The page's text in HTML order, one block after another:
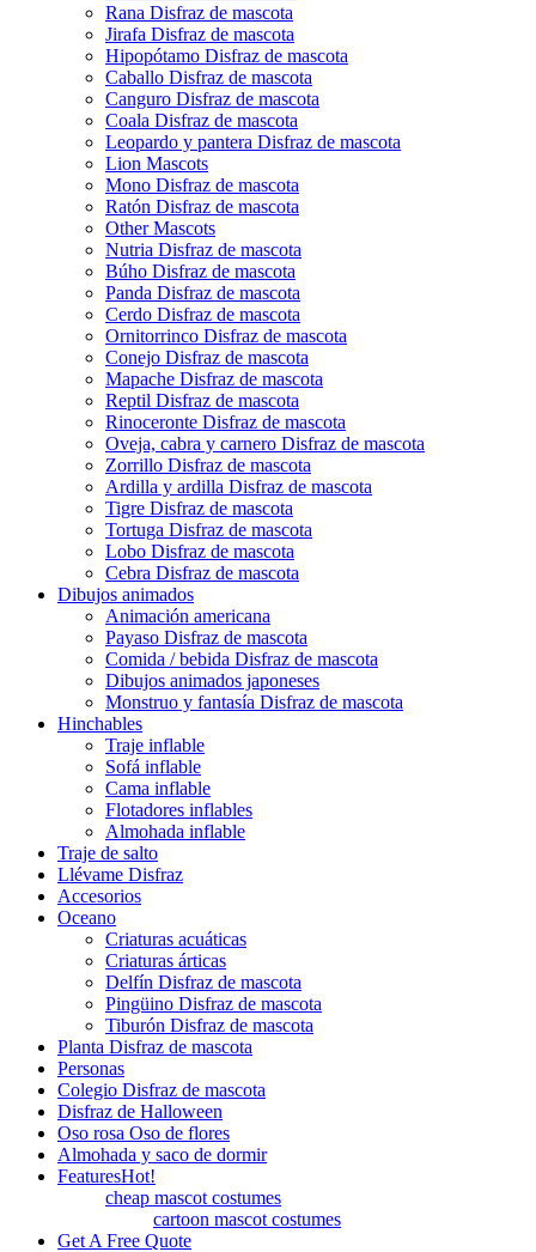
Rana Disfraz de mascota
Jirafa Disfraz de mascota
Hipopótamo Disfraz de mascota
Caballo Disfraz de mascota
Canguro Disfraz de mascota
Coala Disfraz de mascota
Leopardo y pantera Disfraz de mascota
Lion Mascots
Mono Disfraz de mascota
Ratón Disfraz de mascota
Other Mascots
Nutria Disfraz de mascota
Búho Disfraz de mascota
Panda Disfraz de mascota
Cerdo Disfraz de mascota
Ornitorrinco Disfraz de mascota
Conejo Disfraz de mascota
Mapache Disfraz de mascota
Reptil Disfraz de mascota
Rinoceronte Disfraz de mascota
Oveja, cabra y carnero Disfraz de mascota
Zorrillo Disfraz de mascota
Ardilla y ardilla Disfraz de mascota
Tigre Disfraz de mascota
Tortuga Disfraz de mascota
Lobo Disfraz de mascota
Cebra Disfraz de mascota
Dibujos animados
Animación americana
Payaso Disfraz de mascota
Comida / bebida Disfraz de mascota
Dibujos animados japoneses
Monstruo y fantasía Disfraz de mascota
Hinchables
Traje inflable
Sofá inflable
Cama inflable
Flotadores inflables
Almohada inflable
Traje de salto
Llévame Disfraz
Accesorios
Oceano
Criaturas acuáticas
Criaturas árticas
Delfín Disfraz de mascota
Pingüino Disfraz de mascota
Tiburón Disfraz de mascota
Planta Disfraz de mascota
Personas
Colegio Disfraz de mascota
Disfraz de Halloween
Oso rosa Oso de flores
Almohada y saco de dormir
FeaturesHot!
cheap mascot costumes
cartoon mascot costumes
Get A Free Quote